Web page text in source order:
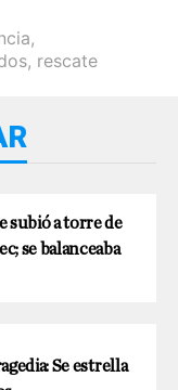
,
, rescate
subió a torre de
se balanceaba
Se estrella